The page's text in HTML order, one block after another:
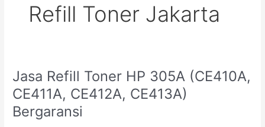
Refill Toner Jakarta
Jasa Refill Toner HP 305A (CE410A,
CE411A, CE412A, CE413A)
Bergaransi
Jasa
Refill
Toner
HP